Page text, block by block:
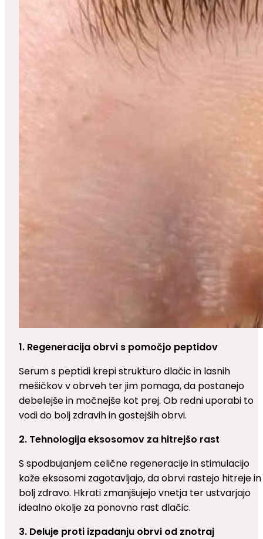
1. Regeneracija obrvi s pomočjo peptidov
Serum s peptidi krepi strukturo dlačic in lasnih
mešičkov v obrveh ter jim pomaga, da postanejo
debelejše in močnejše kot prej. Ob redni uporabi to
vodi do bolj zdravih in gostejših obrvi.
2. Tehnologija eksosomov za hitrejšo rast
S spodbujanjem celične regeneracije in stimulacijo
kože eksosomi zagotavljajo, da obrvi rastejo hitreje in
bolj zdravo. Hkrati zmanjšujejo vnetja ter ustvarjajo
idealno okolje za ponovno rast dlačic.
3. Deluje proti izpadanju obrvi od znotraj